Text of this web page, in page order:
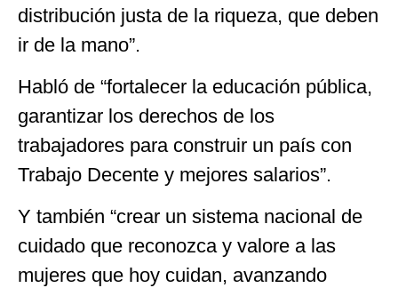
distribución justa de la riqueza, que deben
ir de la mano”.
Habló de “fortalecer la educación pública,
garantizar los derechos de los
trabajadores para construir un país con
Trabajo Decente y mejores salarios”.
Y también “crear un sistema nacional de
cuidado que reconozca y valore a las
mujeres que hoy cuidan, avanzando